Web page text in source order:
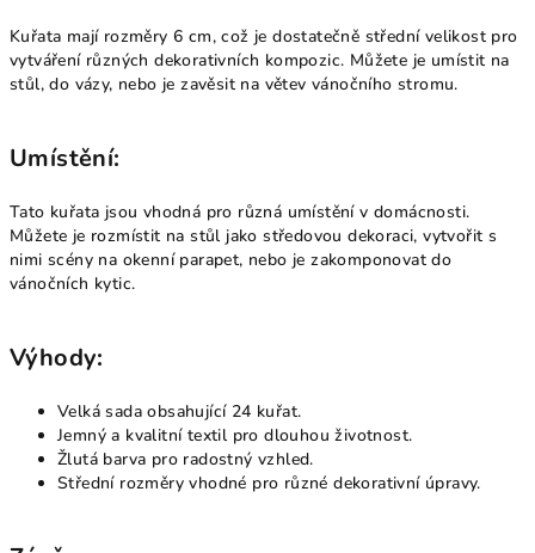
Kuřata mají rozměry 6 cm, což je dostatečně střední velikost pro
vytváření různých dekorativních kompozic. Můžete je umístit na
stůl, do vázy, nebo je zavěsit na větev vánočního stromu.
Umístění:
Tato kuřata jsou vhodná pro různá umístění v domácnosti.
Můžete je rozmístit na stůl jako středovou dekoraci, vytvořit s
nimi scény na okenní parapet, nebo je zakomponovat do
vánočních kytic.
Výhody:
Velká sada obsahující 24 kuřat.
Jemný a kvalitní textil pro dlouhou životnost.
Žlutá barva pro radostný vzhled.
Střední rozměry vhodné pro různé dekorativní úpravy.